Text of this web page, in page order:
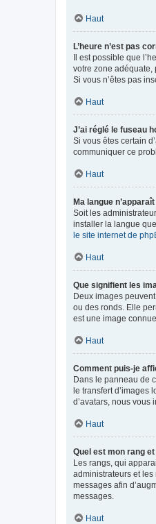
Haut
L’heure n’est pas
Il est possible que
votre zone adéquate,
Si vous n’êtes pas
Haut
J’ai réglé le fuseau
Si vous êtes certain
communiquer ce
Haut
Ma langue
Soit les
installer la langue
le site internet de
Haut
Que signifient les
Deux images
ou des ronds. Elle
est une image
Haut
Comment puis-je
Dans le panneau de
le transfert
d’avatars, nous vous
Haut
Quel est mon rang
Les rangs, qui
administrateurs et
messages afin
messages.
Haut